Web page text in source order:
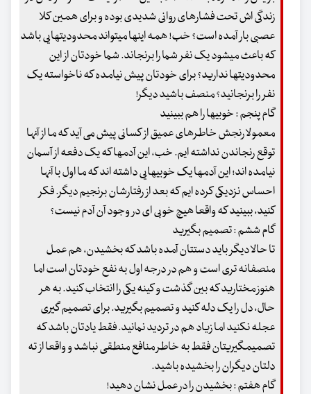
زندگی ‏اش تحت فشارهای روانی شدیدی بوده و برای همین کلا
عصبی بار آمده است؟ خب! همه اینها می‏تواند محدودیت‏هایی باشد
که باعث می‏شود یک نفر شما را برنجاند. شما خودتان از این
محدودیت‏ها ندارید؟ برای خودتان پیش نیامده که ناخواسته یک
نفر را برنجانید؟ منصف باشید دیگر!
گام پنجم : خوبی‏ها را هم ببینید
معمولا رنجش خاطرهای عمیق از کسانی پیش می‏ آید که ما از آنها
توقع رنجاندن نداشته ‏ایم. خب، این آدم‏ها که یک دفعه از آسمان
نیامده ‏اند؛ این آدم‏ها یک خوبی‏هایی داشته ‏اند که ما اول با آنها
احساس نزدیکی کرده ‏ایم که بعد از رفتارشان برنجیم دیگر. فکر
کنید، ببینید که واقعا هیچ خوبی‏ ای در وجود آن آدم نیست؟
گام ششم : تصمیم بگیرید
تا حالا دیگر باید دستتان آمده باشد که بخشیدن، هم عمل
منصفانه‏ تری است و هم در درجه اول به نفع خودتان است اما
هنوز مختارید که بین گذشت و کینه یکی را انتخاب کنید. به هر
حال، دل را یک دله کنید و تصمیم بگیرید. برای تصمیم‏ گیری
عجله نکنید اما زیاد هم در تردید نمانید. فقط یادتان باشد که
تصمیم‏گیری‏تان فقط به خاطر منافع منطقی نباشد و واقعا از ته
دلتان دیگران را بخشیده باشید.
گام هفتم : بخشیدن را در عمل نشان دهید!